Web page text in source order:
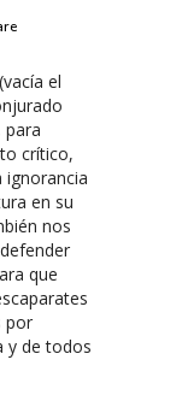
el
para
crítico,
ignorancia
en su
nos
que
por
y de todos